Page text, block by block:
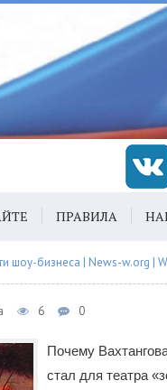
ПРАВИЛА
шоу-бизнеса | News-w.org |
6 0
Почему
стал для театра